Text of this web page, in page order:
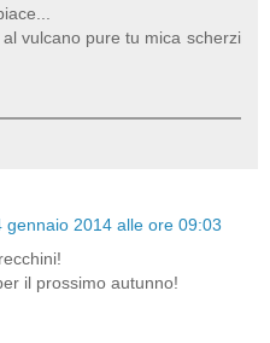
vulcano pure tu mica scherzi
gennaio 2014 alle ore 09:03
il prossimo autunno!